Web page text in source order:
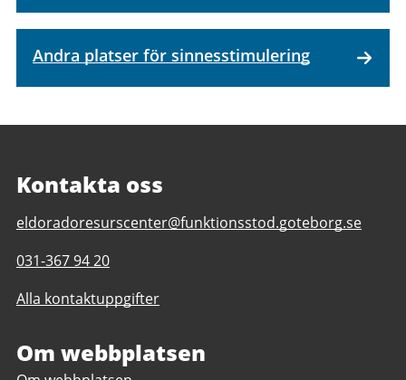
Andra platser för sinnesstimulering
Kontakta oss
E-
till
Eldorado
Resurscenter
eldoradoresurscenter@funktionsstod.goteborg.se
Telefonnummer
Eldorado
031-367 94 20
Alla kontaktuppgifter
Om webbplatsen